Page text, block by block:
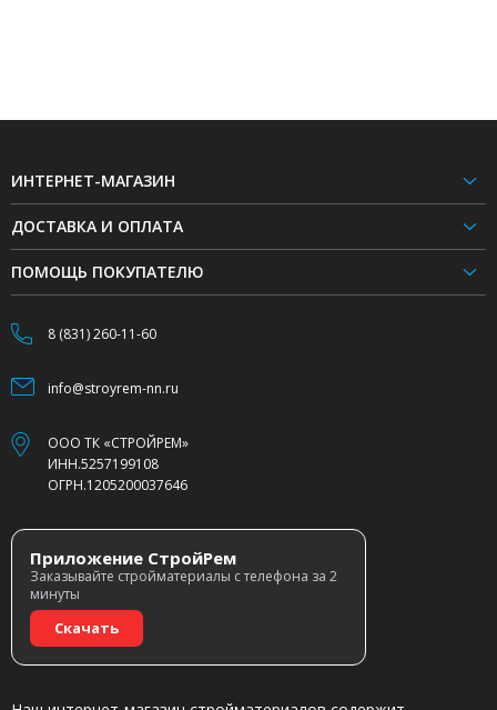
ИНТЕРНЕТ-МАГАЗИН
ДОСТАВКА И ОПЛАТА
ПОМОЩЬ ПОКУПАТЕЛЮ
8 (831) 260-11-60
info@stroyrem-nn.ru
ООО ТК «СТРОЙРЕМ»
ИНН.5257199108
ОГРН.1205200037646
Приложение СтройРем
Заказывайте стройматериалы с телефона за 2
минуты
Скачать